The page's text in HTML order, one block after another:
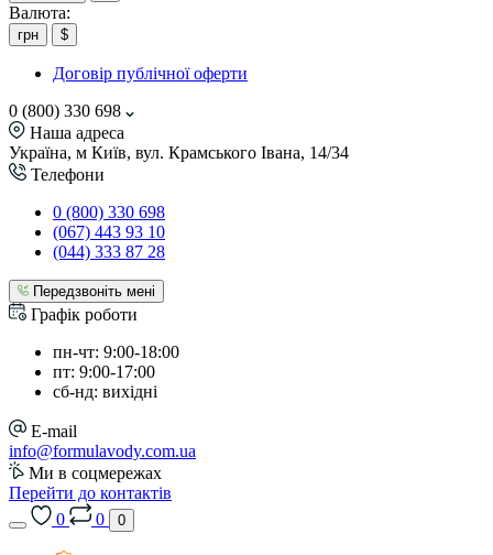
Валюта:
грн $
Договір публічної оферти
0 (800) 330 698
Наша адреса
Україна, м Київ, вул. Крамського Івана, 14/34
Телефони
0 (800) 330 698
(067) 443 93 10
(044) 333 87 28
Передзвоніть мені
Графік роботи
пн-чт: 9:00-18:00
пт: 9:00-17:00
сб-нд: вихідні
E-mail
info@formulavody.com.ua
Ми в соцмережах
Перейти до контактів
0
0 0